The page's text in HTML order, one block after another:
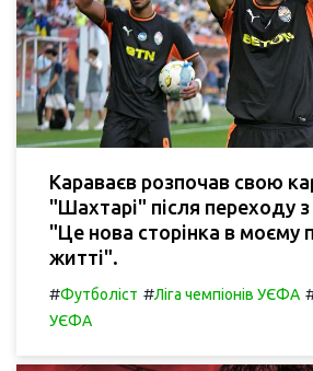
Караваєв розпочав свою
"Шахтарі" після переходу
"Це нова сторінка в моєму
житті".
#Футболіст #Ліга чемпіонів УЄФА
УЄФА